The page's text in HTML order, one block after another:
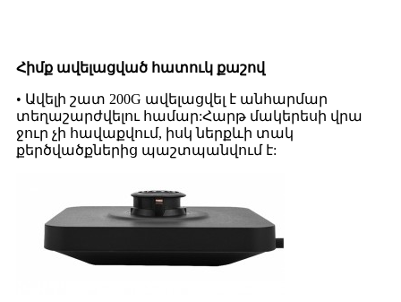
Հիմք ավելացված հատուկ քաշով
• Ավելի շատ 200G ավելացվել է անհարմար
տեղաշարժվելու համար:Հարթ մակերեսի վրա
ջուր չի հավաքվում, իսկ ներքևի տակ
քերծվածքներից պաշտպանվում է: